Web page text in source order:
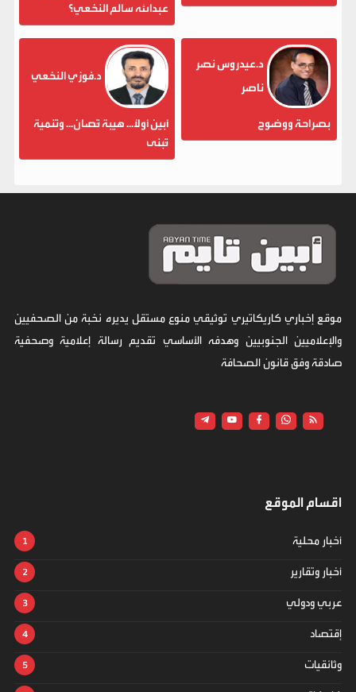
عبدالله سالم النخعي؟
د.عيدروس نصر
ناصر
بصراحة ووضوح
د.فوزي النخعي
أبين أولاً... هيبة تُصان... وتنمية
تُبنى
موقع إخباري كاريكاتيري توثيقي منوع مستقل يديره نخبة من الصحفيين
والإعلاميين الجنوبيين وهدفه الأساسي تقديم رسالة إعلامية وصحفية
صادقة وفق قانون الصحافة
اقسام الموقع
أخبار محلية
أخبار وتقارير
عربي ودولي
إقتصاد
وثائقيات